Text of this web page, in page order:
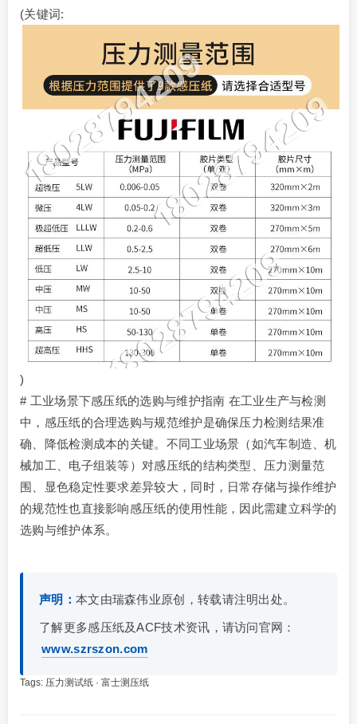
(关键词:
)
# 工业场景下感压纸的选购与维护指南 在工业生产与检测
中，感压纸的合理选购与规范维护是确保压力检测结果准
确、降低检测成本的关键。不同工业场景（如汽车制造、机
械加工、电子组装等）对感压纸的结构类型、压力测量范
围、显色稳定性要求差异较大，同时，日常存储与操作维护
的规范性也直接影响感压纸的使用性能，因此需建立科学的
选购与维护体系。
声明： 本文由瑞森伟业原创，转载请注明出处。
了解更多感压纸及ACF技术资讯，请访问官网：
www.szrszon.com
Tags: 压力测试纸 · 富士测压纸